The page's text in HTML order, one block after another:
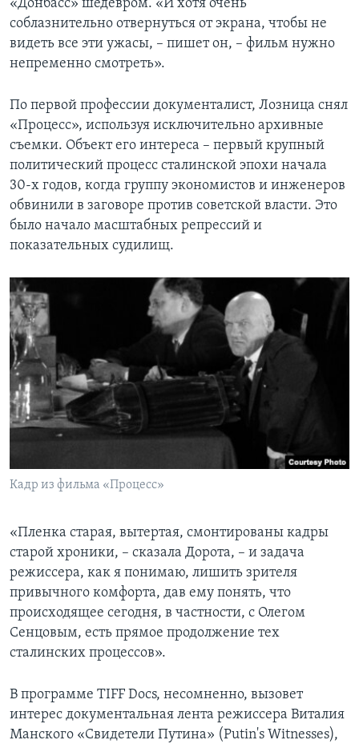
«Донбасс» шедевром. «И хотя очень
соблазнительно отвернуться от экрана, чтобы не
видеть все эти ужасы, – пишет он, – фильм нужно
непременно смотреть».
По первой профессии документалист, Лозница снял
«Процесс», используя исключительно архивные
съемки. Объект его интереса – первый крупный
политический процесс сталинской эпохи начала
30-х годов, когда группу экономистов и инженеров
обвинили в заговоре против советской власти. Это
было начало масштабных репрессий и
показательных судилищ.
Кадр из фильма «Процесс»
«Пленка старая, вытертая, смонтированы кадры
старой хроники, – сказала Дорота, – и задача
режиссера, как я понимаю, лишить зрителя
привычного комфорта, дав ему понять, что
происходящее сегодня, в частности, с Олегом
Сенцовым, есть прямое продолжение тех
сталинских процессов».
В программе TIFF Docs, несомненно, вызовет
интерес документальная лента режиссера Виталия
Манского «Свидетели Путина» (Putin's Witnesses),